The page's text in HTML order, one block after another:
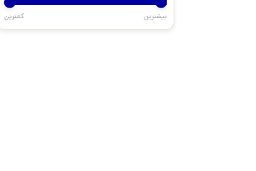
بیشترین کمترین